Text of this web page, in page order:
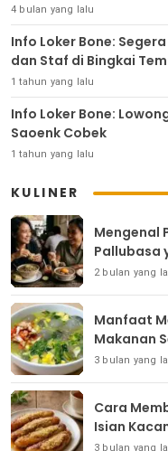
4 bulan yang lalu
Info Loker Bone:
dan Staf di Bingkai
1 tahun yang lalu
Info Loker Bone:
Saoenk Cobek
1 tahun yang lalu
KULINER
Mengenal
Pallubasa
2 bulan yang
Manfaat
Makanan
3 bulan yang
Cara
Isian
3 bulan yang